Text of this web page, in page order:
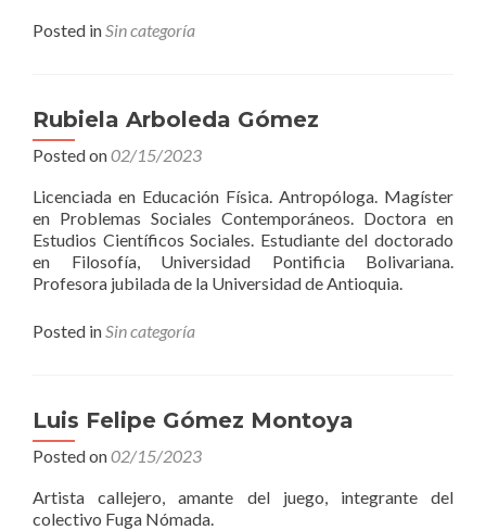
Posted inSin categoría
Rubiela Arboleda Gómez
Posted on02/15/2023
Licenciada en Educación Física. Antropóloga. Magíster
en Problemas Sociales Contemporáneos. Doctora en
Estudios Científicos Sociales. Estudiante del doctorado
en Filosofía, Universidad Pontificia Bolivariana.
Profesora jubilada de la Universidad de Antioquia.
Posted inSin categoría
Luis Felipe Gómez Montoya
Posted on02/15/2023
Artista callejero, amante del juego, integrante del
colectivo Fuga Nómada.